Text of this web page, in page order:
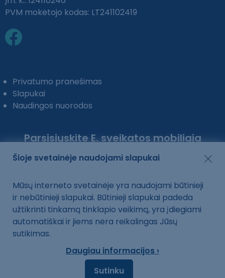
PVM mokėtojo kodas: LT241102419
Privatumo pranešimas
Slapukai
Naudingos nuorodos
Parsisiųskite E. sveikatos mobiliąją
programėlę:
Šioje svetainėje naudojami slapukai
Mūsų interneto svetainėje yra naudojami būtinieji
ir nebūtinieji slapukai. Būtinieji slapukai padeda
užtikrinti tinkamą tinklapio veikimą, yra įdiegiami
automatiškai ir jiems nėra reikalingas Jūsų
sutikimas.
Daugiau informacijos ›
Sutinku